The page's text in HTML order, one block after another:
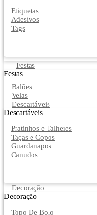
Etiquetas
Adesivos
Tags
Festas
Festas
Balões
Velas
Descartáveis
Descartáveis
Pratinhos e Talheres
Taças e Copos
Guardanapos
Canudos
Decoração
Decoração
Topo De Bolo